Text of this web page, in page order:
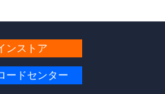
ンストア
ードセンター